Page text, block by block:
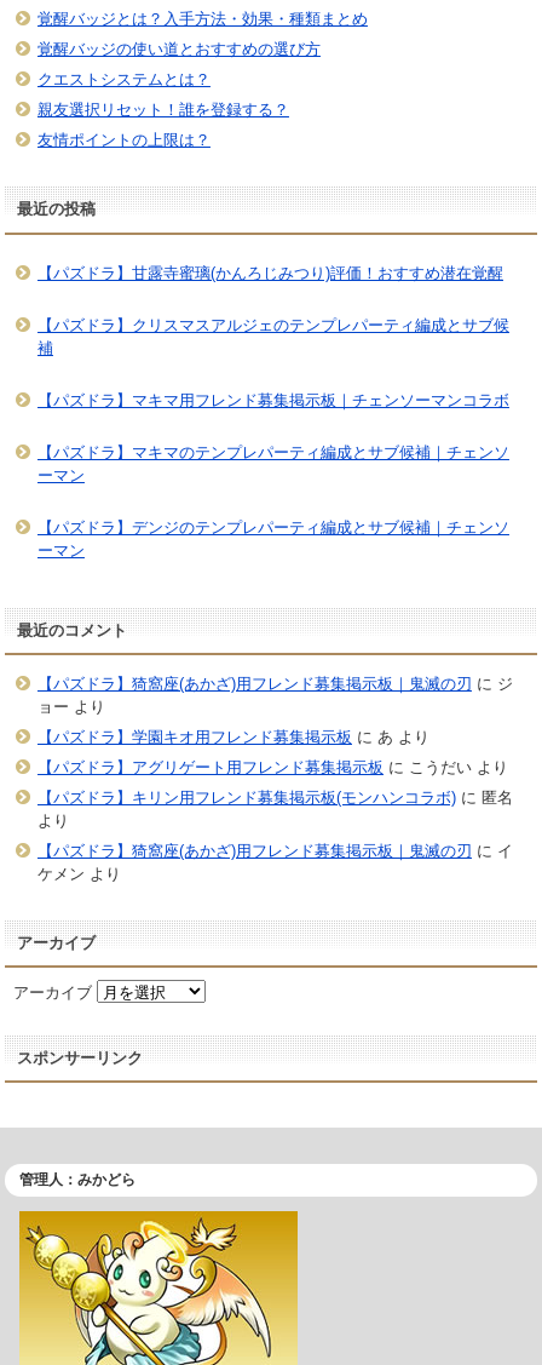
覚醒バッジとは？入手方法・効果・種類まとめ
覚醒バッジの使い道とおすすめの選び方
クエストシステムとは？
親友選択リセット！誰を登録する？
友情ポイントの上限は？
最近の投稿
【パズドラ】甘露寺蜜璃(かんろじみつり)評価！おすすめ潜在覚醒
【パズドラ】クリスマスアルジェのテンプレパーティ編成とサブ候
補
【パズドラ】マキマ用フレンド募集掲示板｜チェンソーマンコラボ
【パズドラ】マキマのテンプレパーティ編成とサブ候補｜チェンソ
ーマン
【パズドラ】デンジのテンプレパーティ編成とサブ候補｜チェンソ
ーマン
最近のコメント
【パズドラ】猗窩座(あかざ)用フレンド募集掲示板｜鬼滅の刃 に ジ
ョー より
【パズドラ】学園キオ用フレンド募集掲示板 に あ より
【パズドラ】アグリゲート用フレンド募集掲示板 に こうだいより
【パズドラ】キリン用フレンド募集掲示板(モンハンコラボ)に 匿名
より
【パズドラ】猗窩座(あかざ)用フレンド募集掲示板｜鬼滅の刃 に イ
ケメン より
アーカイブ
アーカイブ
スポンサーリンク
管理人：みかどら